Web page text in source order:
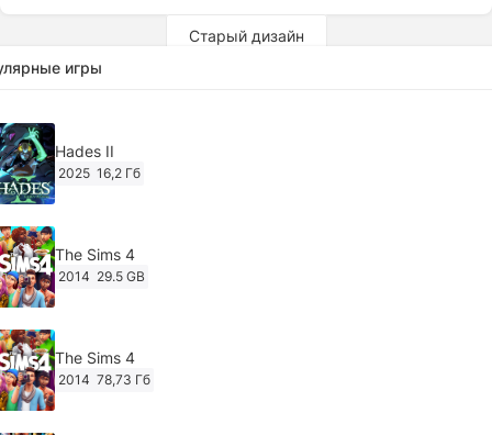
Старый дизайн
игры
Hades II
2025 16,2 Гб
The Sims 4
2014 29.5 GB
The Sims 4
2014 78,73 Гб